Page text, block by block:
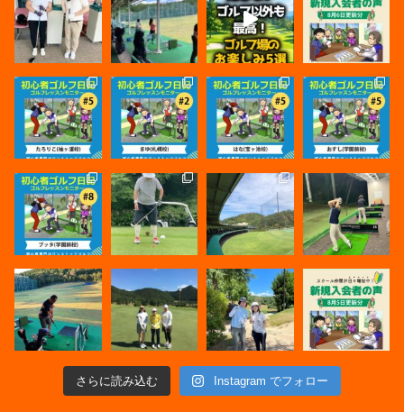
さらに読み込む Instagram でフォロー